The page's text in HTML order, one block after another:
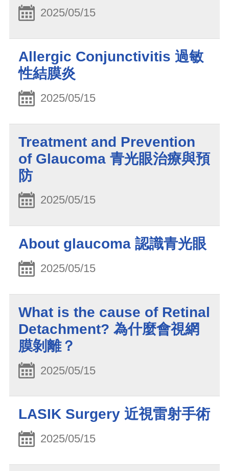
2025/05/15
Allergic Conjunctivitis 過敏
性結膜炎
2025/05/15
Treatment and Prevention
of Glaucoma 青光眼治療與預
防
2025/05/15
About glaucoma 認識青光眼
2025/05/15
What is the cause of Retinal
Detachment? 為什麼會視網
膜剝離？
2025/05/15
LASIK Surgery 近視雷射手術
2025/05/15